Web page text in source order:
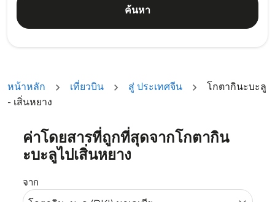
ค้นหา
หน้าหลัก เที่ยวบิน สู่ ประเทศจีน
โกตากินะบะลู
- เสิ่นหยาง
ค่าโดยสารที่ถูกที่สุดจากโกตากิน
ะบะลูไปเสิ่นหยาง
จาก
ลองอัปเดตเส้นทางของคุณ (ต้นทางและ/หรือปลายทาง) หรื